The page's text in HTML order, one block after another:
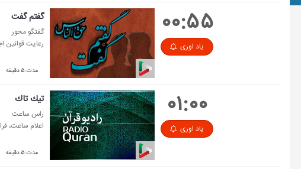
۰۰:۵۵
یاد اوری
گفتم گفت
گفتگو محور
رعایت قوانین
مدت:۵ دقیقه
۰۱:۰۰
یاد اوری
تیك تاك
راس ساعت
اعلام ساعت،
مدت:۵ دقیقه